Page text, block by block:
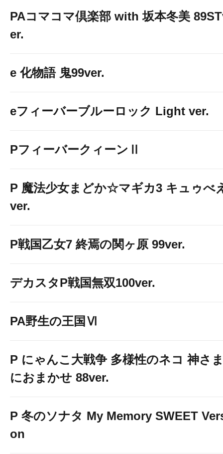
PAコマコマ倶楽部 with 坂本冬美
er.
e 化物語 鬼99ver.
eフィーバーブルーロック Light ver.
PフィーバークィーンⅡ
P 魔法少女まどか☆マギカ3 キュゥべ
ver.
P戦国乙女7 終焉の関ヶ原 99ver.
デカスタP戦国無双100ver.
PA野生の王国Ⅵ
P にゃんこ大戦争 多様性のネコ 神さ
におまかせ 88ver.
P 冬のソナタ My Memory SWEET
on